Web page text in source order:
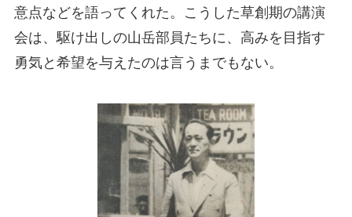
意点などを語ってくれた。こうした草創期の講演
会は、駆け出しの山岳部員たちに、高みを目指す
勇気と希望を与えたのは言うまでもない。